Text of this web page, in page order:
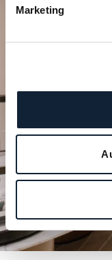
Marketing
Explorez nos